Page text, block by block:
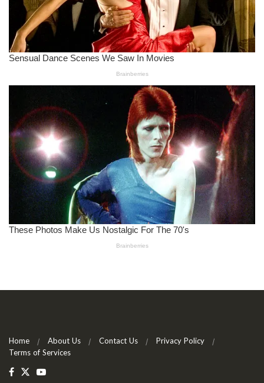
Home About Us Contact Us
Privacy Policy
Terms of Services